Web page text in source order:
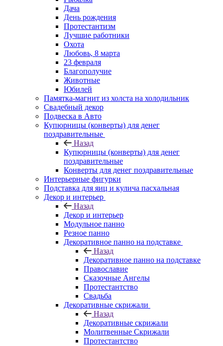
Дача
День рождения
Протестантизм
Лучшие работники
Охота
Любовь, 8 марта
23 февраля
Благополучие
Животные
Юбилей
Памятка-магнит из холста на холодильник
Свадебный декор
Подвеска в Авто
Купюрницы (конверты) для денег
поздравительные
Назад
Купюрницы (конверты) для денег
поздравительные
Конверты для денег поздравительные
Интерьерные фигурки
Подставка для яиц и кулича пасхальная
Декор и интерьер
Назад
Декор и интерьер
Модульное панно
Резное панно
Декоративное панно на подставке
Назад
Декоративное панно на подставке
Православие
Сказочные Ангелы
Протестантство
Свадьба
Декоративные скрижали
Назад
Декоративные скрижали
Молитвенные Скрижали
Протестантство